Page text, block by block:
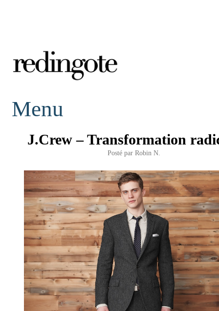
redingote.
Menu
J.Crew – Transformation
Posté par Robin N.